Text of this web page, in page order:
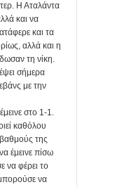
Η Αταλάντα
και να
και τα
αλλά και η
τη νίκη.
σήμερα
με την
στο 1-1.
καθόλου
της
έμεινε πίσω
να φέρει το
να